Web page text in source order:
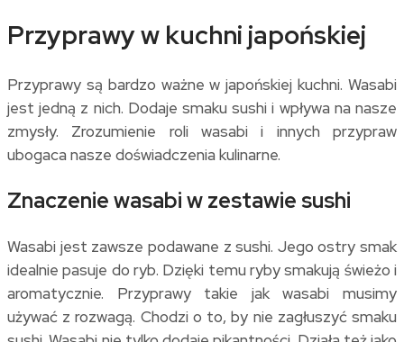
Przyprawy w kuchni japońskiej
Przyprawy są bardzo ważne w japońskiej kuchni. Wasabi
jest jedną z nich. Dodaje smaku sushi i wpływa na nasze
zmysły. Zrozumienie roli wasabi i innych przypraw
ubogaca nasze doświadczenia kulinarne.
Znaczenie wasabi w zestawie sushi
Wasabi jest zawsze podawane z sushi. Jego ostry smak
idealnie pasuje do ryb. Dzięki temu ryby smakują świeżo i
aromatycznie. Przyprawy takie jak wasabi musimy
używać z rozwagą. Chodzi o to, by nie zagłuszyć smaku